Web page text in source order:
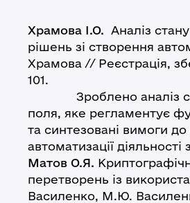
Храмова І.О. Аналіз
рішень зі створення
Храмова // Реєстрація,
101.
Зроблено аналіз
поля, яке регламентує
та синтезовані вимоги
автоматизації
Матов О.Я.
перетворень із
Василенко, М.Ю.